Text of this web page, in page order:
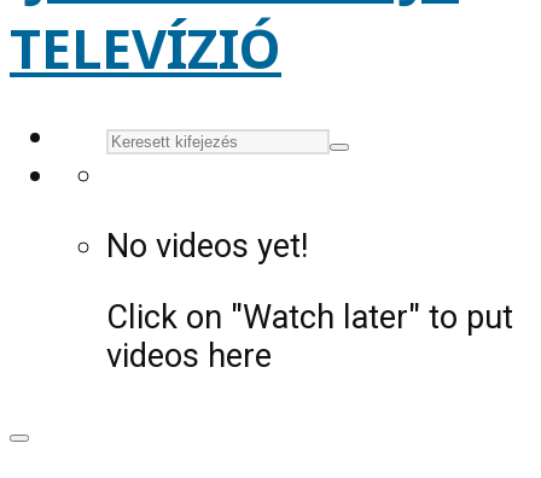
No videos yet!
Click on "Watch later" to put
videos here